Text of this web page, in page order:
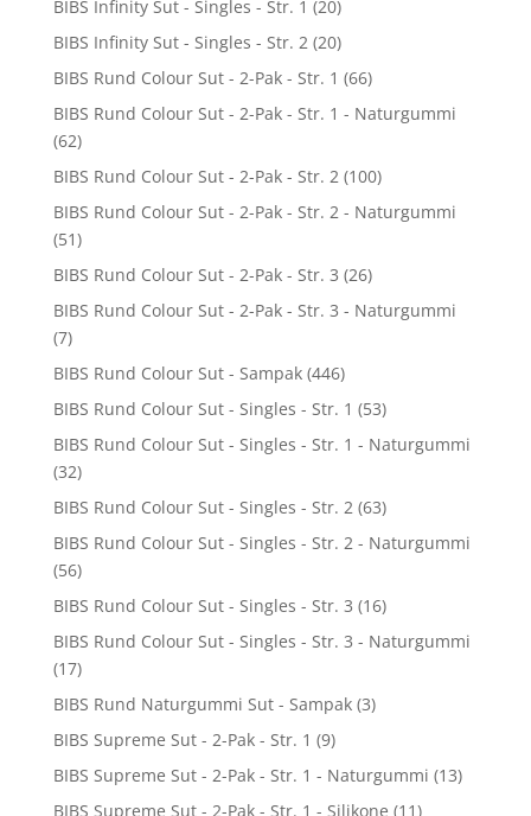
BIBS Infinity Sut - Singles - Str. 1 (20)
BIBS Infinity Sut - Singles - Str. 2 (20)
BIBS Rund Colour Sut - 2-Pak - Str. 1 (66)
BIBS Rund Colour Sut - 2-Pak - Str. 1 - Naturgummi
(62)
BIBS Rund Colour Sut - 2-Pak - Str. 2 (100)
BIBS Rund Colour Sut - 2-Pak - Str. 2 - Naturgummi
(51)
BIBS Rund Colour Sut - 2-Pak - Str. 3 (26)
BIBS Rund Colour Sut - 2-Pak - Str. 3 - Naturgummi
(7)
BIBS Rund Colour Sut - Sampak (446)
BIBS Rund Colour Sut - Singles - Str. 1 (53)
BIBS Rund Colour Sut - Singles - Str. 1 - Naturgummi
(32)
BIBS Rund Colour Sut - Singles - Str. 2 (63)
BIBS Rund Colour Sut - Singles - Str. 2 - Naturgummi
(56)
BIBS Rund Colour Sut - Singles - Str. 3 (16)
BIBS Rund Colour Sut - Singles - Str. 3 - Naturgummi
(17)
BIBS Rund Naturgummi Sut - Sampak (3)
BIBS Supreme Sut - 2-Pak - Str. 1 (9)
BIBS Supreme Sut - 2-Pak - Str. 1 - Naturgummi (13)
BIBS Supreme Sut - 2-Pak - Str. 1 - Silikone (11)